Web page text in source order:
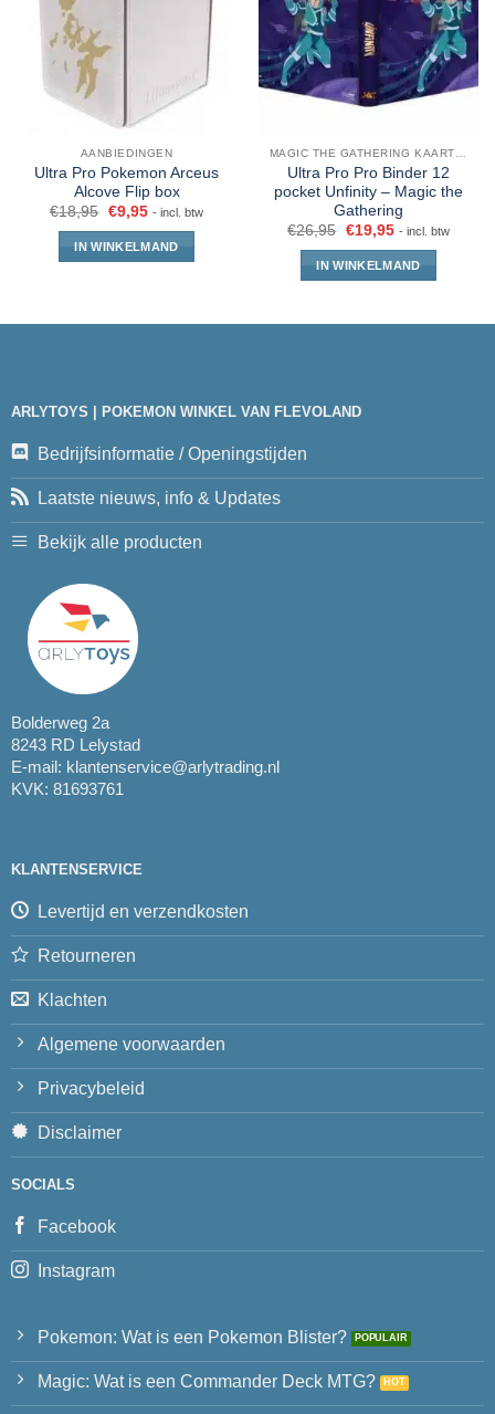
AANBIEDINGEN
Ultra Pro Pokemon Arceus
Alcove Flip box
€18,95 €9,95 - incl. btw
IN WINKELMAND
MAGIC THE GATHERING KAARTEN
Ultra Pro Pro Binder 12
pocket Unfinity – Magic the
Gathering
€26,95 €19,95 - incl. btw
IN WINKELMAND
ARLYTOYS | POKEMON WINKEL VAN FLEVOLAND
Bedrijfsinformatie / Openingstijden
Laatste nieuws, info & Updates
Bekijk alle producten
Bolderweg 2a
8243 RD Lelystad
E-mail: klantenservice@arlytrading.nl
KVK: 81693761
KLANTENSERVICE
Levertijd en verzendkosten
Retourneren
Klachten
Algemene voorwaarden
Privacybeleid
Disclaimer
SOCIALS
Facebook
Instagram
Pokemon: Wat is een Pokemon Blister?
Magic: Wat is een Commander Deck MTG?